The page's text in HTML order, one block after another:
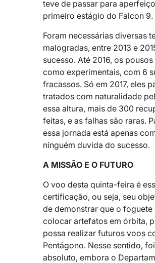
teve de passar para
primeiro estágio do Falcon 9.
Foram necessárias diversas
malogradas, entre 2013 e
sucesso. Até 2016, os
como experimentais, com 6
fracassos. Só em 2017, eles
tratados com naturalidade
essa altura, mais de 300
feitas, e as falhas são raras.
essa jornada está apenas
ninguém duvida do sucesso.
A MISSÃO E O FUTURO
O voo desta quinta-feira é
certificação, ou seja, seu
de demonstrar que o foguete
colocar artefatos em órbita,
possa realizar futuros voos
Pentágono. Nesse sentido,
absoluto, embora o